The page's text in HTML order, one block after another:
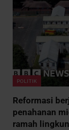
POLITIK
Reformasi
penahanan
ramah